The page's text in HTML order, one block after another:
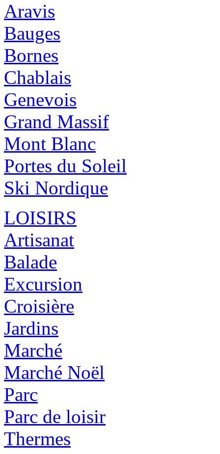
Aravis
Bauges
Bornes
Chablais
Genevois
Grand Massif
Mont Blanc
Portes du Soleil
Ski Nordique
LOISIRS
Artisanat
Balade
Excursion
Croisière
Jardins
Marché
Marché Noël
Parc
Parc de loisir
Thermes